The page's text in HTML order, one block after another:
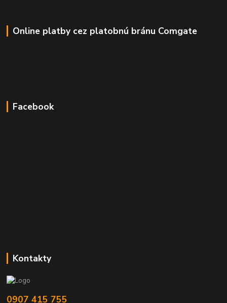
Online platby cez platobnú bránu Comgate
Facebook
Kontakty
0907 415 755